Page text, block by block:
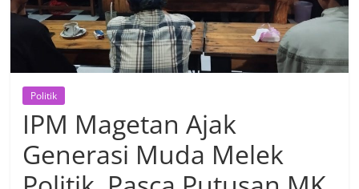
Politik
IPM Magetan Ajak
Generasi Muda Melek